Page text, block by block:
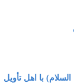
با اهل تأویل